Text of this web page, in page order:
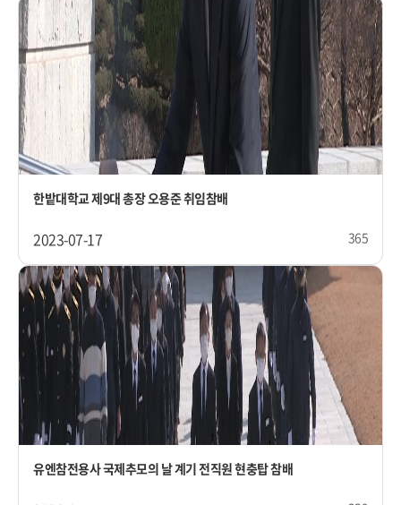
한밭대학교 제9대 총장 오용준 취임참배
2023-07-17 365
유엔참전용사 국제추모의 날 계기 전직원 현충탑 참배